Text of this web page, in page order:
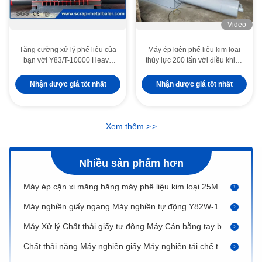
Tăng cường xử lý phế liệu của
bạn với Y83/T-10000 Heavy
Nhận được giá tốt nhất
Video
Máy ép kiện phế liệu kim loại
thủy lực 200 tấn với điều khiển
Nhận được giá tốt nhất
Xem thêm >>
Nhiều sản phẩm hơn
Nước giải khát Đồ uống Phế liệu Baler Metal Nhôm có thể Tái chế Thiết bị PLC Control
Máy nghiền kim loại nhỏ nhất Máy gia công phế liệu bằng thủy lực Máy gia công dầu
Kiểm soát điện kim loại màu
315 tấn phế liệu kim loại phế liệu nặng cho thiết bị luyện kim 22kW